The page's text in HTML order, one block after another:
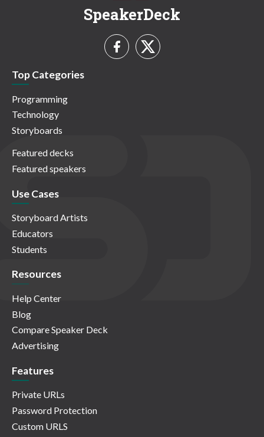
SpeakerDeck
Top Categories
Programming
Technology
Storyboards
Featured decks
Featured speakers
Use Cases
Storyboard Artists
Educators
Students
Resources
Help Center
Blog
Compare Speaker Deck
Advertising
Features
Private URLs
Password Protection
Custom URLS